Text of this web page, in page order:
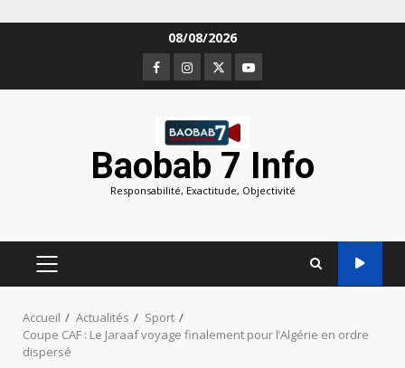
08/08/2026
Facebook
Instagram
TwitterYoutube
Baobab 7 Info
Responsabilité, Exactitude, Objectivité
MENU
PRINCIPAL
Accueil Actualités
Sport
Coupe CAF : Le Jaraaf voyage finalement pour l’Algérie en ordre
dispersé